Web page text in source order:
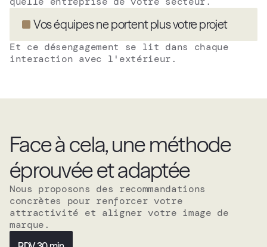
Vos équipes ne portent plus votre projet
Et ce désengagement se lit dans chaque
interaction avec l'extérieur.
Face à cela, une méthode
éprouvée et adaptée
Nous proposons des recommandations
concrètes pour renforcer votre
attractivité et aligner votre image de
marque.